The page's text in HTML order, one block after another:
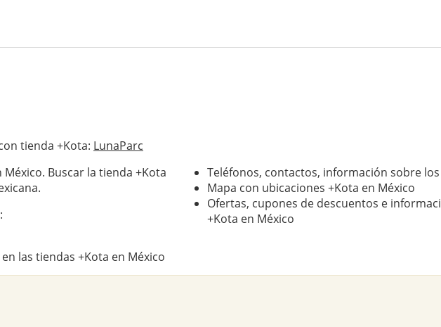
tienda +Kota: LunaParc
Buscar la tienda +Kota
las tiendas +Kota en México
Teléfonos, contactos, información sobre
Mapa con ubicaciones +Kota en México
Ofertas, cupones de descuentos e
+Kota en México